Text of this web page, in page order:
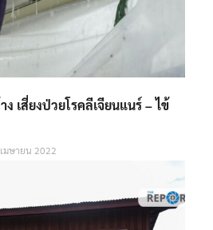
เสี่ยงป่วยโรคลีเจียนแนร์ – ไข้
มษายน 2022